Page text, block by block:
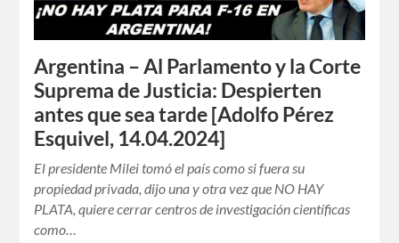
Argentina – Al Parlamento y la Corte
Suprema de Justicia: Despierten
antes que sea tarde [Adolfo Pérez
Esquivel, 14.04.2024]
El presidente Milei tomó el país como si fuera su
propiedad privada, dijo una y otra vez que NO HAY
PLATA, quiere cerrar centros de investigación científicas
como…